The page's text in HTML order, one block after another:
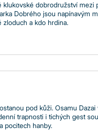
klukovské dobrodružství mezi
Dobrého jsou napínavým
zloduch a kdo hrdina.
pod kůži. Osamu
trapnosti i tichých gest
pocitech hanby.